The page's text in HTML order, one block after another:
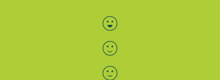
Bewertung auswählen